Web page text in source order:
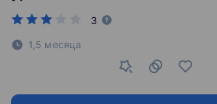
3
1,5 месяца